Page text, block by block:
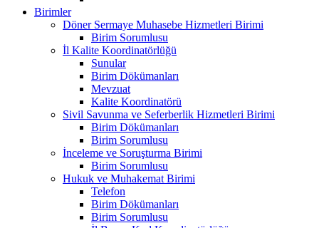
Birimler
Döner Sermaye Muhasebe Hizmetleri Birimi
Birim Sorumlusu
İl Kalite Koordinatörlüğü
Sunular
Birim Dökümanları
Mevzuat
Kalite Koordinatörü
Sivil Savunma ve Seferberlik Hizmetleri Birimi
Birim Dökümanları
Birim Sorumlusu
İnceleme ve Soruşturma Birimi
Birim Sorumlusu
Hukuk ve Muhakemat Birimi
Telefon
Birim Dökümanları
Birim Sorumlusu